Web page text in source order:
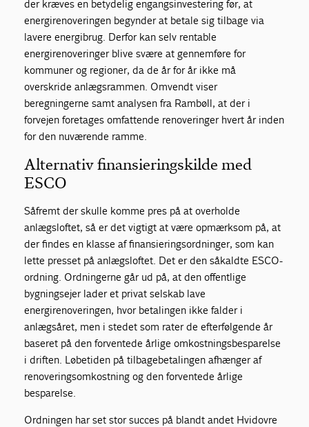
der kræves en betydelig engangsinvestering før, at
energirenoveringen begynder at betale sig tilbage via
lavere energibrug. Derfor kan selv rentable
energirenoveringer blive svære at gennemføre for
kommuner og regioner, da de år for år ikke må
overskride anlægsrammen. Omvendt viser
beregningerne samt analysen fra Rambøll, at der i
forvejen foretages omfattende renoveringer hvert år inden
for den nuværende ramme.
Alternativ finansieringskilde med
ESCO
Såfremt der skulle komme pres på at overholde
anlægsloftet, så er det vigtigt at være opmærksom på, at
der findes en klasse af finansieringsordninger, som kan
lette presset på anlægsloftet. Det er den såkaldte ESCO-
ordning. Ordningerne går ud på, at den offentlige
bygningsejer lader et privat selskab lave
energirenoveringen, hvor betalingen ikke falder i
anlægsåret, men i stedet som rater de efterfølgende år
baseret på den forventede årlige omkostningsbesparelse
i driften. Løbetiden på tilbagebetalingen afhænger af
renoveringsomkostning og den forventede årlige
besparelse.
Ordningen har set stor succes på blandt andet Hvidovre